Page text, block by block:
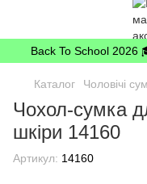
Back To School 2026
Каталог Чоловічі
Чохол-сумка
шкіри 14160
Артикул: 14160